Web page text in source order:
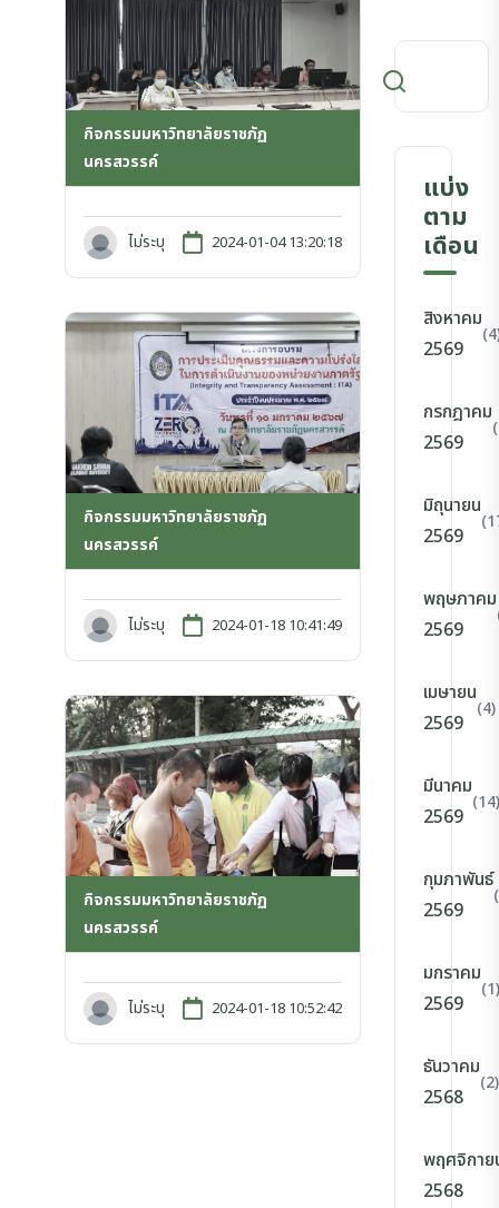
กิจกรรมมหาวิทยาลัยราชภัฏ
นครสวรรค์
ไม่ระบุ 2024-01-04 13:20:18
กิจกรรมมหาวิทยาลัยราชภัฏ
นครสวรรค์
ไม่ระบุ 2024-01-18 10:41:49
กิจกรรมมหาวิทยาลัยราชภัฏ
นครสวรรค์
ไม่ระบุ 2024-01-18 10:52:42
แบ่ง
ตาม
เดือน
สิงหาคม
2569
กรกฎาคม
2569
มิถุนายน
2569
พฤษภาคม
2569
เมษายน
2569
(4)
มีนาคม
2569
(14)
กุมภาพันธ์
2569
มกราคม
2569
(1)
ธันวาคม
2568
(2)
พฤศจิกาย
2568